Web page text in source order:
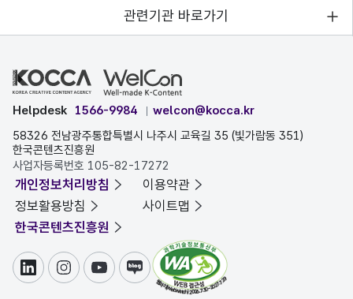
관련기관 바로가기
Helpdesk 1566-9984
welcon@kocca.kr
58326 전남광주통합특별시 나주시 교육길 35 (빛가람동 351)
한국콘텐츠진흥원
사업자등록번호 105-82-17272
개인정보처리방침
이용약관
정보활용방침
사이트맵
한국콘텐츠진흥원
링크드인인스타그램
유튜브블로그